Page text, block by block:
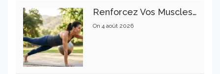
Renforcez Vos Muscles Profonds Pour Apaiser Votre Mal De Dos
On 4 août 2026